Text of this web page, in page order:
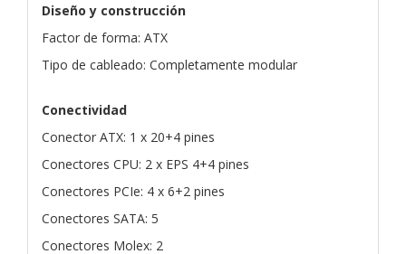
Diseño y construcción
Factor de forma: ATX
Tipo de cableado: Completamente modular
Conectividad
Conector ATX: 1 x 20+4 pines
Conectores CPU: 2 x EPS 4+4 pines
Conectores PCIe: 4 x 6+2 pines
Conectores SATA: 5
Conectores Molex: 2